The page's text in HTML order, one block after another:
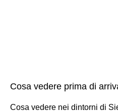
Cosa vedere prima di
Cosa vedere nei dintorni di